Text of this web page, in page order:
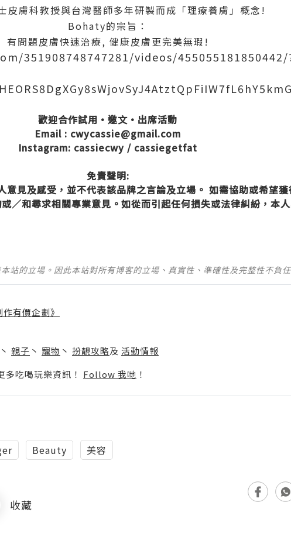
皮膚科教授與台灣醫師多年研製而成「理療養膚」概念!
Bohaty的宗旨：
有問題皮膚快速治療, 健康皮膚更完美無瑕!
351908748747281/videos/455055181850442/
歡迎合作試用·邀文·出席活動
Email : cwycassie@gmail.com
Instagram: cassiecwy / cassiegetfat
免責聲明:
意見及感受，並不代表該品牌之言論及立場。 如需協助或希望
∕和尋求相關專業意見。如從而引起任何損失或法律糾紛，本人
站的立場。因此本站對所有博客的立場、真實性、準確性及完整性不負
有價企劃》
丶 親子 丶 寵物 丶 扮靚攻略及 活動情報
吃喝玩樂資訊！ Follow 我哋 ！
Beauty 美容
收藏